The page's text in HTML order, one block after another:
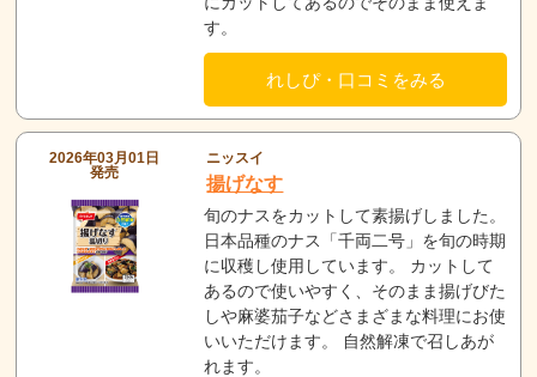
す。
れしぴ・口コミをみる
2026年03月01日
発売
ニッスイ
揚げなす
旬のナスをカットして素揚げしました。
日本品種のナス「千両二号」を旬の時期
に収穫し使用しています。 カットして
あるので使いやすく、そのまま揚げびた
しや麻婆茄子などさまざまな料理にお使
いいただけます。 自然解凍で召しあが
れます。